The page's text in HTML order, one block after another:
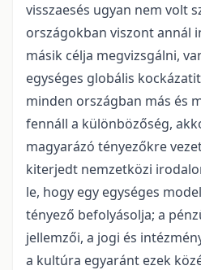
visszaesés ugyan nem volt
országokban viszont annál
másik célja megvizsgálni,
egységes globális
minden országban más és
fennáll a különbözőség,
magyarázó tényezőkre
kiterjedt nemzetközi
le, hogy egy egységes
tényező befolyásolja; a
jellemzői, a jogi és
a kultúra egyaránt ezek